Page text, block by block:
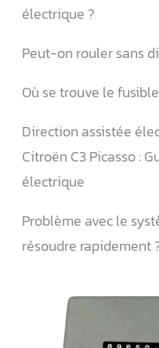
électrique ?
Peut-on rouler sans
Où se trouve le
Direction assistée
Citroën C3 Picasso :
électrique
Problème avec le
résoudre rapidement